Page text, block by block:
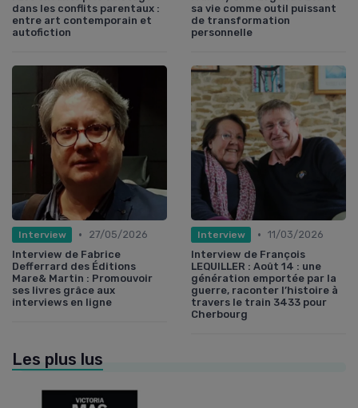
dans les conflits parentaux :
entre art contemporain et
autofiction
sa vie comme outil puissant
de transformation
personnelle
Interview •
27/05/2026
Interview de Fabrice
Defferrard des Éditions
Mare& Martin : Promouvoir
ses livres grâce aux
interviews en ligne
Interview • 11/03/2026
Interview de François
LEQUILLER : Août 14 : une
génération emportée par la
guerre, raconter l’histoire à
travers le train 3433 pour
Cherbourg
Les plus lus